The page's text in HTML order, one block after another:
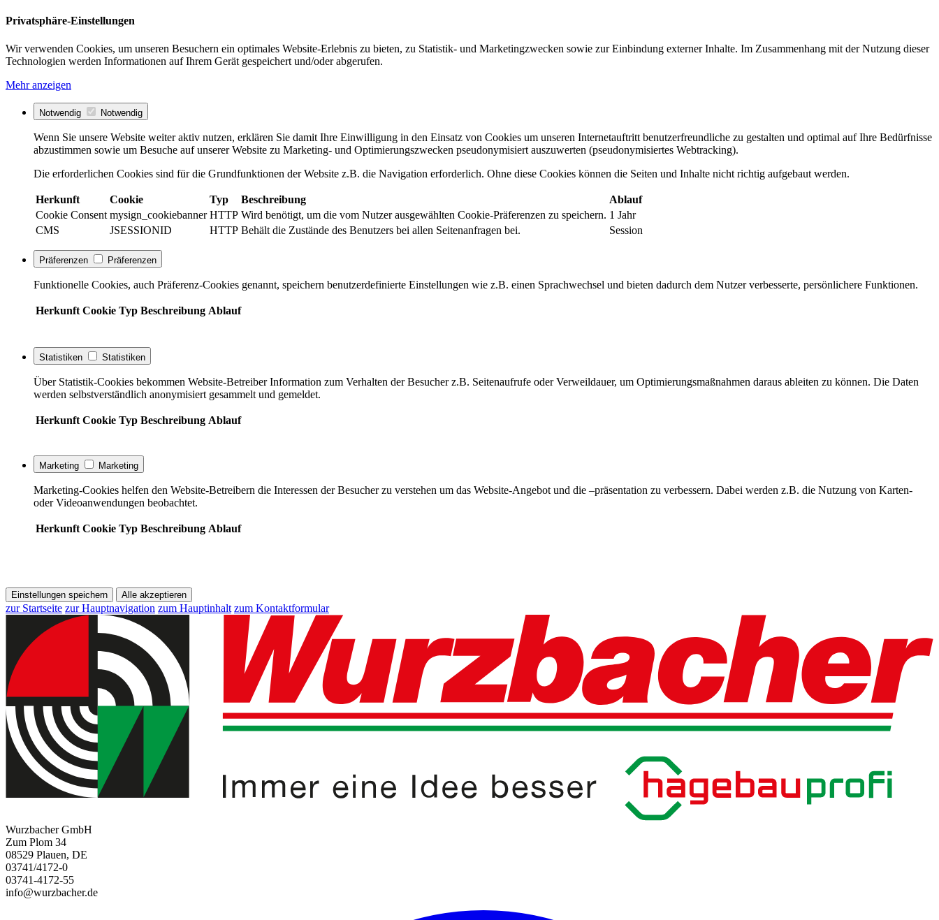
Privatsphäre-Einstellungen
Wir verwenden Cookies, um unseren Besuchern ein optimales Website-Erlebnis zu bieten, zu Statistik- und Marketingzwecken sowie zur Einbindung externer Inhalte. Im Zusammenhang mit der Nutzung dieser
Technologien werden Informationen auf Ihrem Gerät gespeichert und/oder abgerufen.
Mehr anzeigen
Notwendig Notwendig
Wenn Sie unsere Website weiter aktiv nutzen, erklären Sie damit Ihre Einwilligung in den Einsatz von Cookies um unseren Internetauftritt benutzerfreundliche zu gestalten und optimal auf Ihre Bedürfnisse
abzustimmen sowie um Besuche auf unserer Website zu Marketing- und Optimierungszwecken pseudonymisiert auszuwerten (pseudonymisiertes Webtracking).
Die erforderlichen Cookies sind für die Grundfunktionen der Website z.B. die Navigation erforderlich. Ohne diese Cookies können die Seiten und Inhalte nicht richtig aufgebaut werden.
Herkunft Cookie Typ Beschreibung
Ablauf
Cookie Consent mysign_cookiebanner HTTP Wird benötigt, um die vom Nutzer ausgewählten Cookie-Präferenzen zu speichern. 1 Jahr
CMS
JSESSIONID HTTP Behält die Zustände des Benutzers bei allen Seitenanfragen bei. Session
Präferenzen Präferenzen
Funktionelle Cookies, auch Präferenz-Cookies genannt, speichern benutzerdefinierte Einstellungen wie z.B. einen Sprachwechsel und bieten dadurch dem Nutzer verbesserte, persönlichere Funktionen.
Herkunft Cookie Typ Beschreibung Ablauf
Statistiken Statistiken
Über Statistik-Cookies bekommen Website-Betreiber Information zum Verhalten der Besucher z.B. Seitenaufrufe oder Verweildauer, um Optimierungsmaßnahmen daraus ableiten zu können. Die Daten
werden selbstverständlich anonymisiert gesammelt und gemeldet.
Herkunft Cookie Typ Beschreibung Ablauf
Marketing Marketing
Marketing-Cookies helfen den Website-Betreibern die Interessen der Besucher zu verstehen um das Website-Angebot und die –präsentation zu verbessern. Dabei werden z.B. die Nutzung von Karten-
oder Videoanwendungen beobachtet.
Herkunft Cookie Typ Beschreibung Ablauf
Einstellungen speichern Alle akzeptieren
zur Startseite zur Hauptnavigation zum Hauptinhalt zum Kontaktformular
Wurzbacher GmbH
Zum Plom 34
08529 Plauen, DE
03741/4172-0
03741-4172-55
info@wurzbacher.de